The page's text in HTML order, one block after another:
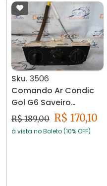
Sku. 3506
Comando Ar Condic
Gol G6 Saveiro
Voyage 5u1820045a
3505
R$ 189,00 R$ 170,10
à vista no Boleto (10% OFF)